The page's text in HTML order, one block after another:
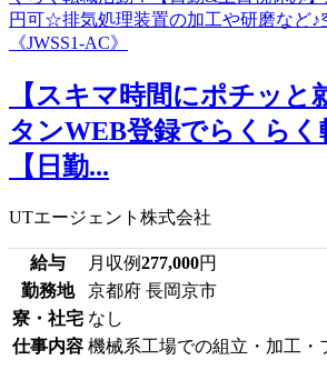
【スキマ時間にポチッと
タンWEB登録でらくらく
【日勤...
UTエージェント株式会社
給与 月収例277,000円
勤務地
京都府 長岡京市
寮・社宅 なし
仕事内容 機械系工場での組立・加工・